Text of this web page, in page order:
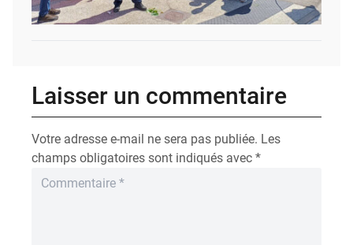
Laisser un commentaire
Votre adresse e-mail ne sera pas publiée. Les
champs obligatoires sont indiqués avec *